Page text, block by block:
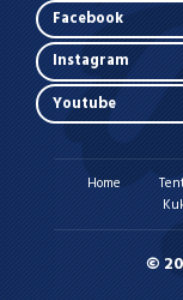
Facebook
Instagram
Youtube
Home
©